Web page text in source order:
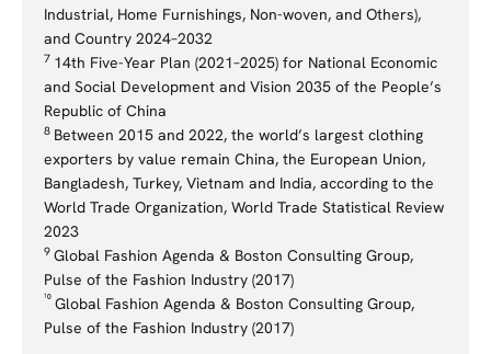
Industrial, Home Furnishings, Non-woven, and Others),
and Country 2024–2032
7 14th Five-Year Plan (2021–2025) for National Economic
and Social Development and Vision 2035 of the People’s
Republic of China
8 Between 2015 and 2022, the world’s largest clothing
exporters by value remain China, the European Union,
Bangladesh, Turkey, Vietnam and India, according to the
World Trade Organization, World Trade Statistical Review
2023
9 Global Fashion Agenda & Boston Consulting Group,
Pulse of the Fashion Industry (2017)
¹⁰ Global Fashion Agenda & Boston Consulting Group,
Pulse of the Fashion Industry (2017)